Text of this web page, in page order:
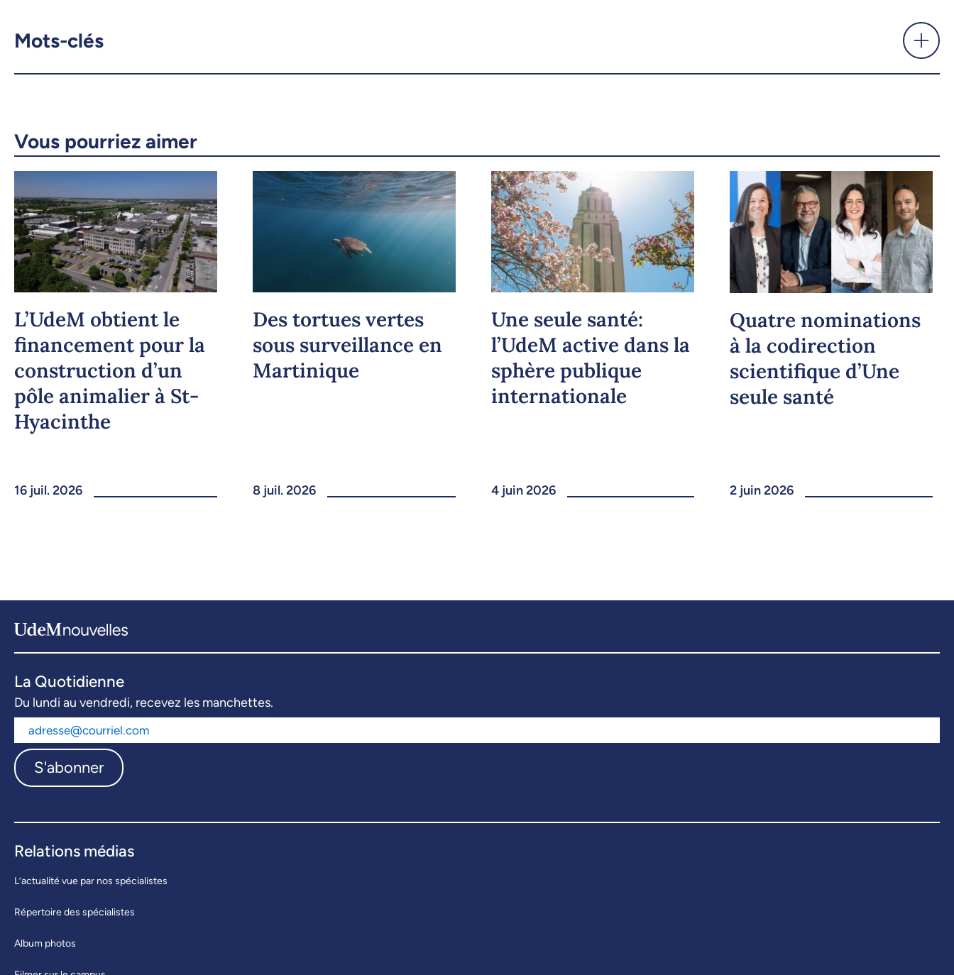
X.com Facebook
Mots-clés
Vous pourriez aimer
L’UdeM obtient le
financement pour la
construction d’un
pôle animalier à St-
Hyacinthe
16 juil. 2026
Des tortues vertes
sous surveillance en
Martinique
8 juil. 2026
Une seule santé:
l’UdeM active dans la
sphère publique
internationale
4 juin 2026
Quatre nominations
à la codirection
scientifique d’Une
seule santé
2 juin 2026
La Quotidienne
Du lundi au vendredi, recevez les manchettes.
S'abonner
Relations médias
L’actualité vue par nos spécialistes
Répertoire des spécialistes
Album photos